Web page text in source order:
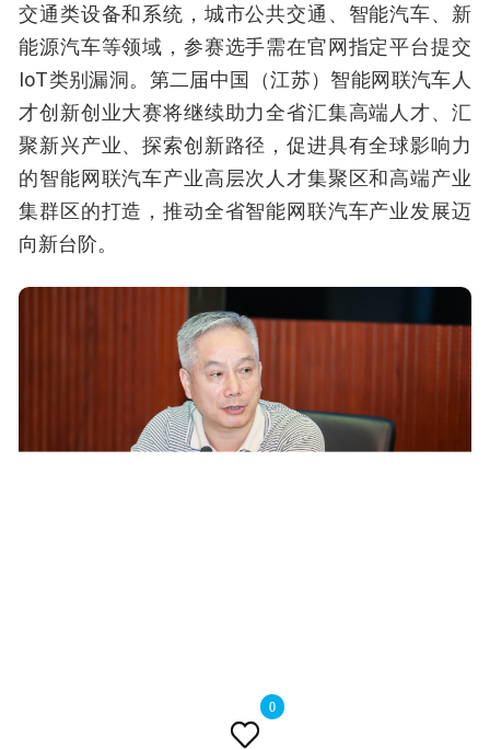

0
交通类设备和系统，城市公共交通、智能汽车、新
能源汽车等领域，参赛选手需在官网指定平台提交
IoT类别漏洞。第二届中国（江苏）智能网联汽车人
才创新创业大赛将继续助力全省汇集高端人才、汇
聚新兴产业、探索创新路径，促进具有全球影响力
的智能网联汽车产业高层次人才集聚区和高端产业
集群区的打造，推动全省智能网联汽车产业发展迈
向新台阶。